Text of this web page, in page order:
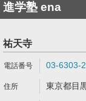
進学塾 ena
祐天寺
03-6303-
東京都目